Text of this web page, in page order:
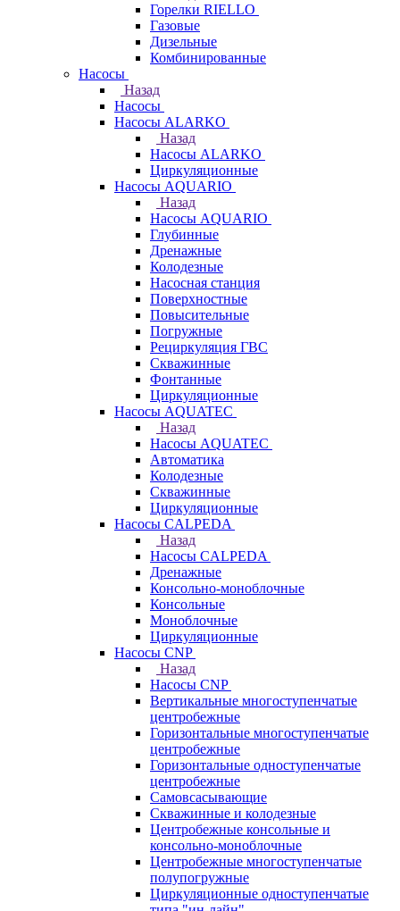
Горелки RIELLO
Газовые
Дизельные
Комбинированные
Насосы
Назад
Насосы
Насосы ALARKO
Назад
Насосы ALARKO
Циркуляционные
Насосы AQUARIO
Назад
Насосы AQUARIO
Глубинные
Дренажные
Колодезные
Насосная станция
Поверхностные
Повысительные
Погружные
Рециркуляция ГВС
Скважинные
Фонтанные
Циркуляционные
Насосы AQUATEC
Назад
Насосы AQUATEC
Автоматика
Колодезные
Скважинные
Циркуляционные
Насосы CALPEDA
Назад
Насосы CALPEDA
Дренажные
Консольно-моноблочные
Консольные
Моноблочные
Циркуляционные
Насосы CNP
Назад
Насосы CNP
Вертикальные многоступенчатые
центробежные
Горизонтальные многоступенчатые
центробежные
Горизонтальные одноступенчатые
центробежные
Самовсасывающие
Скважинные и колодезные
Центробежные консольные и
консольно-моноблочные
Центробежные многоступенчатые
полупогружные
Циркуляционные одноступенчатые